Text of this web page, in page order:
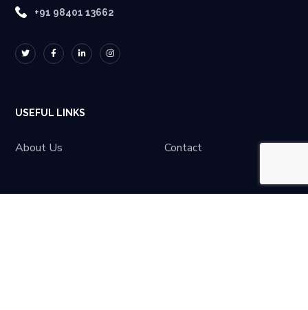
+91 98401 13662
USEFUL LINKS
About Us Contact